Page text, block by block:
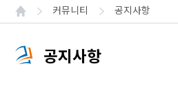
커뮤니티 공지사항
공지사항